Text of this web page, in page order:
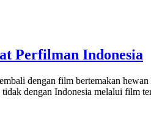
Perfilman Indonesia
dengan film bertemakan
dengan Indonesia melalui film